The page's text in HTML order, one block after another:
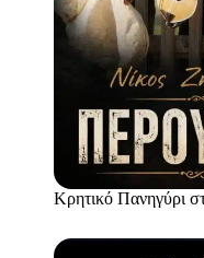
Κρητικό Πανηγύρι